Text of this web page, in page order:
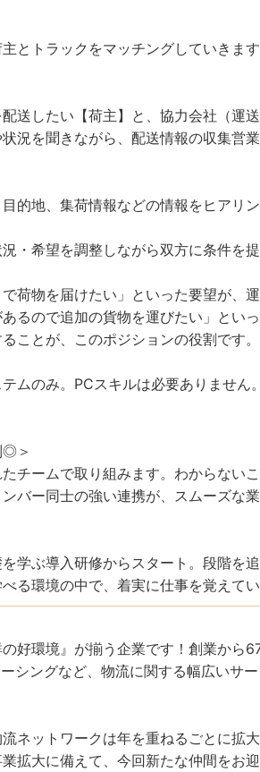
とトラックをマッチングしていきます
送したい【荷主】と、協力会社（運
況を聞きながら、配送情報の収集営
的地、集荷情報などの情報をヒアリン
・希望を調整しながら双方に条件を
荷物を届けたい」といった要望が、
るので追加の貨物を運びたい」とい
ことが、このポジションの役割です。
ムのみ。PCスキルは必要ありません。
◎＞
チームで取り組みます。わからない
バー同士の強い連携が、スムーズな
学ぶ導入研修からスタート。段階を
る環境の中で、着実に仕事を覚えてい
の好環境』が揃う企業です！創業か
シングなど、物流に関する幅広いサ
ネットワークは年を重ねるごとに拡
拡大に備えて、今回新たな仲間をお